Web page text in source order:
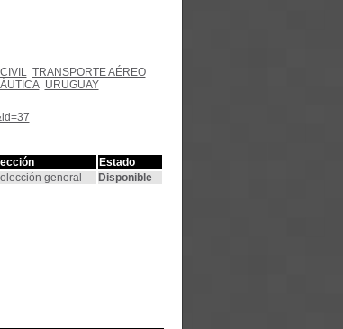
TRANSPORTE AÉREO
URUGUAY
Estado
general Disponible